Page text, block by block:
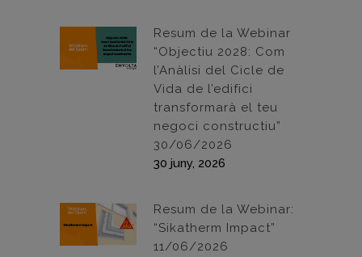
Resum de la Webinar
“Objectiu 2028: Com
l’Anàlisi del Cicle de
Vida de l’edifici
transformarà el teu
negoci constructiu”
30/06/2026
30 juny, 2026
Resum de la Webinar:
“Sikatherm Impact”
11/06/2026